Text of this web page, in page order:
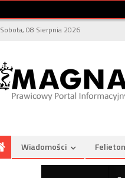
Sobota, 08 Sierpnia 2026
Wiadomości